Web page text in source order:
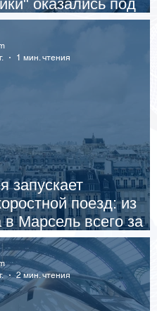
оказались под
запускает
поезд: из
Марсель всего за
1 мин. чтения
2 мин. чтения